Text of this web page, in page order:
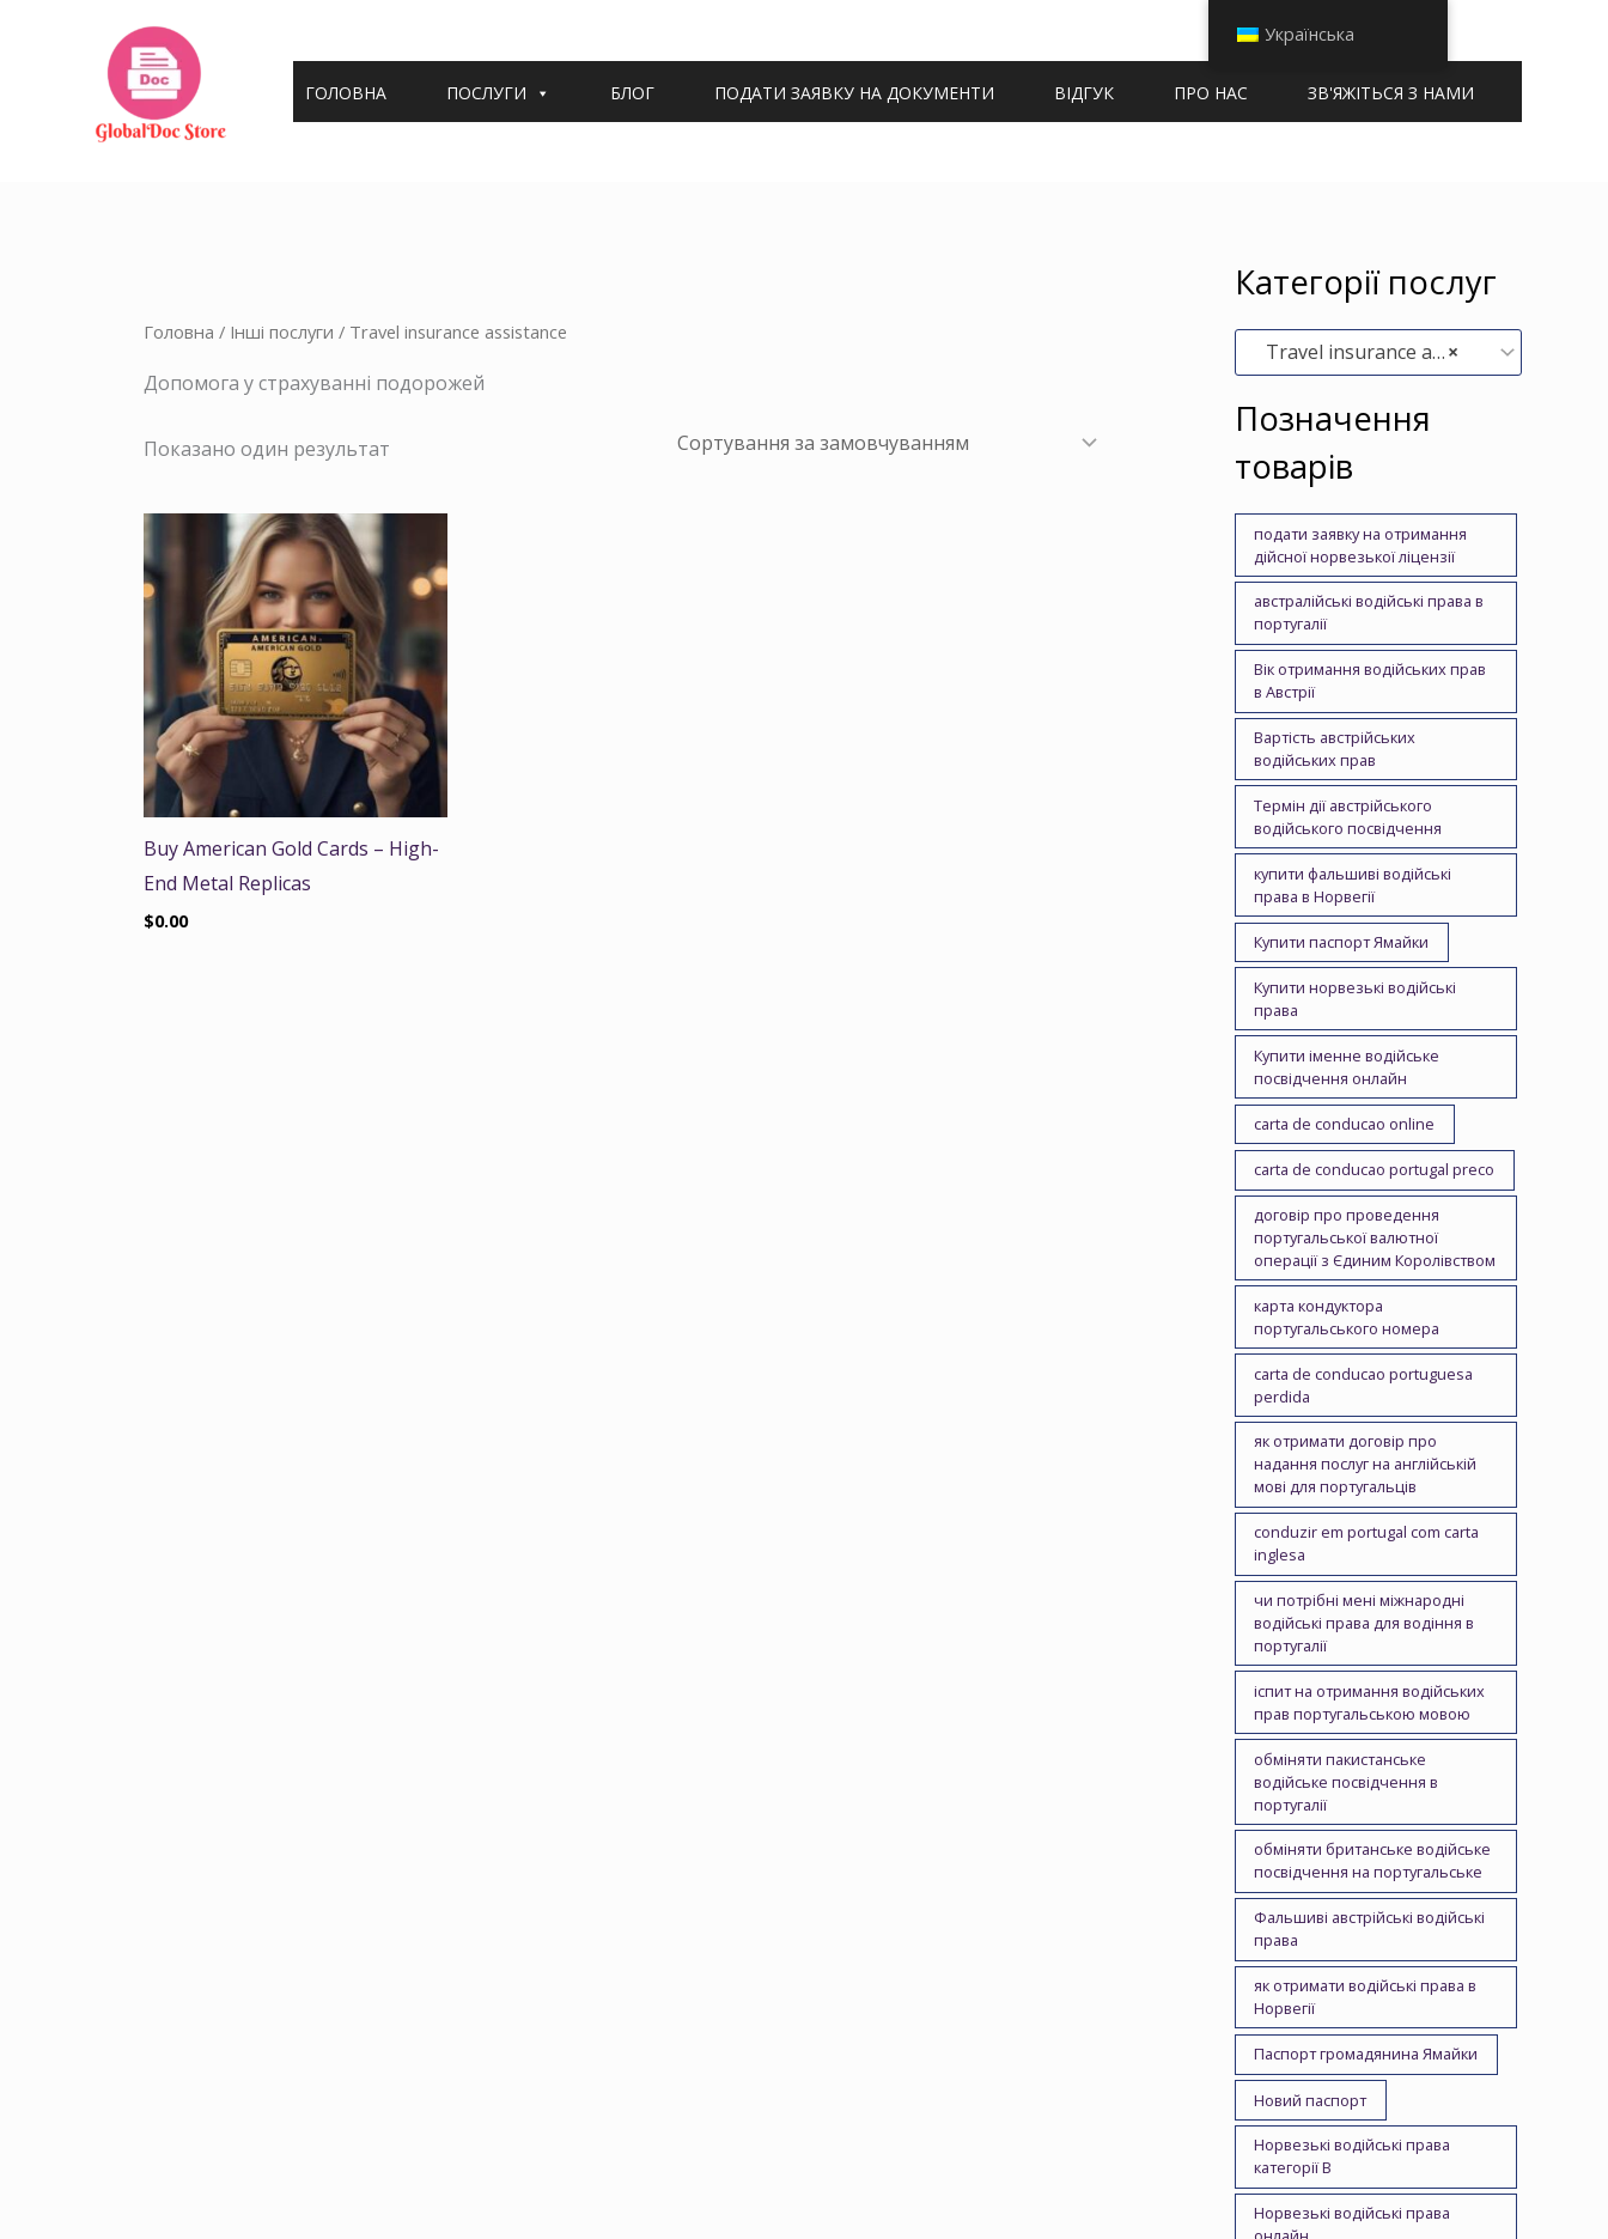
ГОЛОВНА ПОСЛУГИ БЛОГ ПОДАТИ ЗАЯВКУ НА ДОКУМЕНТИ ВІДГУК ПРО НАС ЗВ'ЯЖІТЬСЯ З НАМИ
Головна / Інші послуги / Travel insurance assistance
Допомога у страхуванні подорожей
Показано один результат
Buy American Gold Cards – High-
End Metal Replicas
$0.00
Категорії послуг
×
Travel insurance assistance (1)
Позначення
товарів
подати заявку на отримання
дійсної норвезької ліцензії
австралійські водійські права в
португалії
Вік отримання водійських прав
в Австрії
Вартість австрійських
водійських прав
Термін дії австрійського
водійського посвідчення
купити фальшиві водійські
права в Норвегії
Купити паспорт Ямайки
Купити норвезькі водійські
права
Купити іменне водійське
посвідчення онлайн
carta de conducao online
carta de conducao portugal preco
договір про проведення
португальської валютної
операції з Єдиним Королівством
карта кондуктора
португальського номера
carta de conducao portuguesa
perdida
як отримати договір про
надання послуг на англійській
мові для португальців
conduzir em portugal com carta
inglesa
чи потрібні мені міжнародні
водійські права для водіння в
португалії
іспит на отримання водійських
прав португальською мовою
обміняти пакистанське
водійське посвідчення в
португалії
обміняти британське водійське
посвідчення на португальське
Фальшиві австрійські водійські
права
як отримати водійські права в
Норвегії
Паспорт громадянина Ямайки
Новий паспорт
Норвезькі водійські права
категорії B
Норвезькі водійські права
Українська